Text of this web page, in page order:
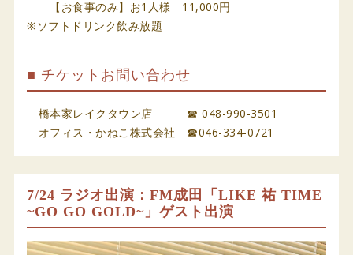
【お食事のみ】お1人様 11,000円
※ソフトドリンク飲み放題
■ チケットお問い合わせ
橋本家レイクタウン店 ☎ 048-990-3501
オフィス・かねこ株式会社 ☎046-334-0721
7/24 ラジオ出演：FM成田「LIKE 祐 TIME
~GO GO GOLD~」ゲスト出演